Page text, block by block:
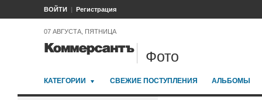
ВОЙТИ Регистрация
07 АВГУСТА, ПЯТНИЦА
Фото
КАТЕГОРИИ СВЕЖИЕ ПОСТУПЛЕНИЯ АЛЬБОМЫ